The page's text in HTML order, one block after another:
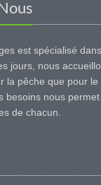
est spécialisé
jours, nous
la pêche que pour
besoins nous
de chacun.